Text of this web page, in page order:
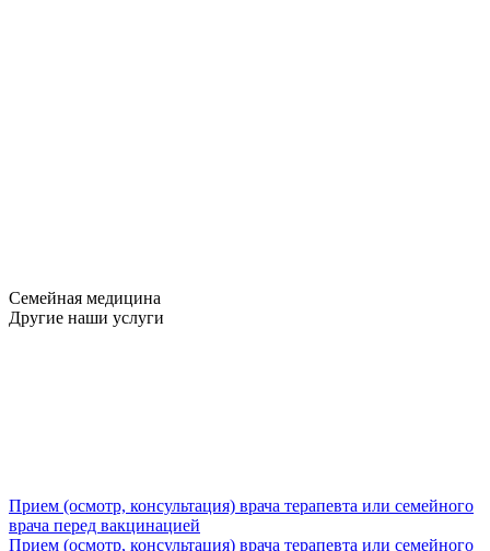
Семейная медицина
Другие наши услуги
Прием (осмотр, консультация) врача терапевта или семейного
врача перед вакцинацией
Прием (осмотр, консультация) врача терапевта или семейного